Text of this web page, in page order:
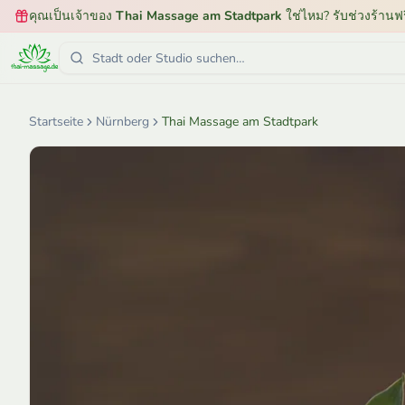
คุณเป็นเจ้าของ Thai Massage am Stadtpark ใช่ไหม? รับช่วงร้าน
Startseite Nürnberg Thai Massage am Stadtpark